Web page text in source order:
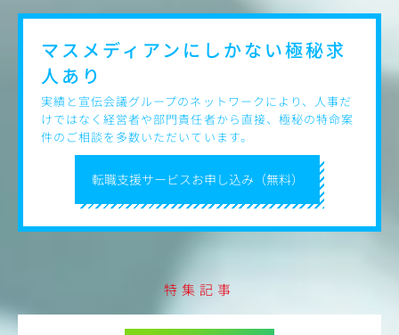
（ポジションの魅力）
客様に対する本質的な課題解決が可能
・広告/SEO/制作/インフルエンサーマーケティングなど幅
広いケイパビリティを保持
・オンライン×オフラインの領域を統合したマーケティン
グ施策の立案 / 実施
・認知~獲得まで、フルファネルでのデジタルマーケティ
ングを網羅
・ナショナルクライアントとの規模の大きな取り組みへの
・ADKホールディングスの資産、ケイパビリティ、ノウハ
ウの活用も可能
・ミドルベンチャーフェーズにおいて、自らの手で事業と
転職支援サービスお申し込み（無料）
マスメディアンにしかない極秘求
人あり
実績と宣伝会議グループのネットワークにより、人事だ
けではなく経営者や部門責任者から直接、極秘の特命案
件のご相談を多数いただいています。
特集記事